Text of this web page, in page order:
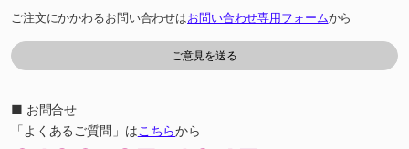
ご注文にかかわるお問い合わせはお問い合わせ専用フォームから
■ お問合せ
「よくあるご質問」はこちらから